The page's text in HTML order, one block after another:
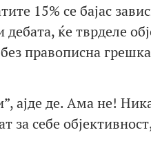
15% се бајас
ќе тврделе
правописна
ајде де. Ама не!
себе